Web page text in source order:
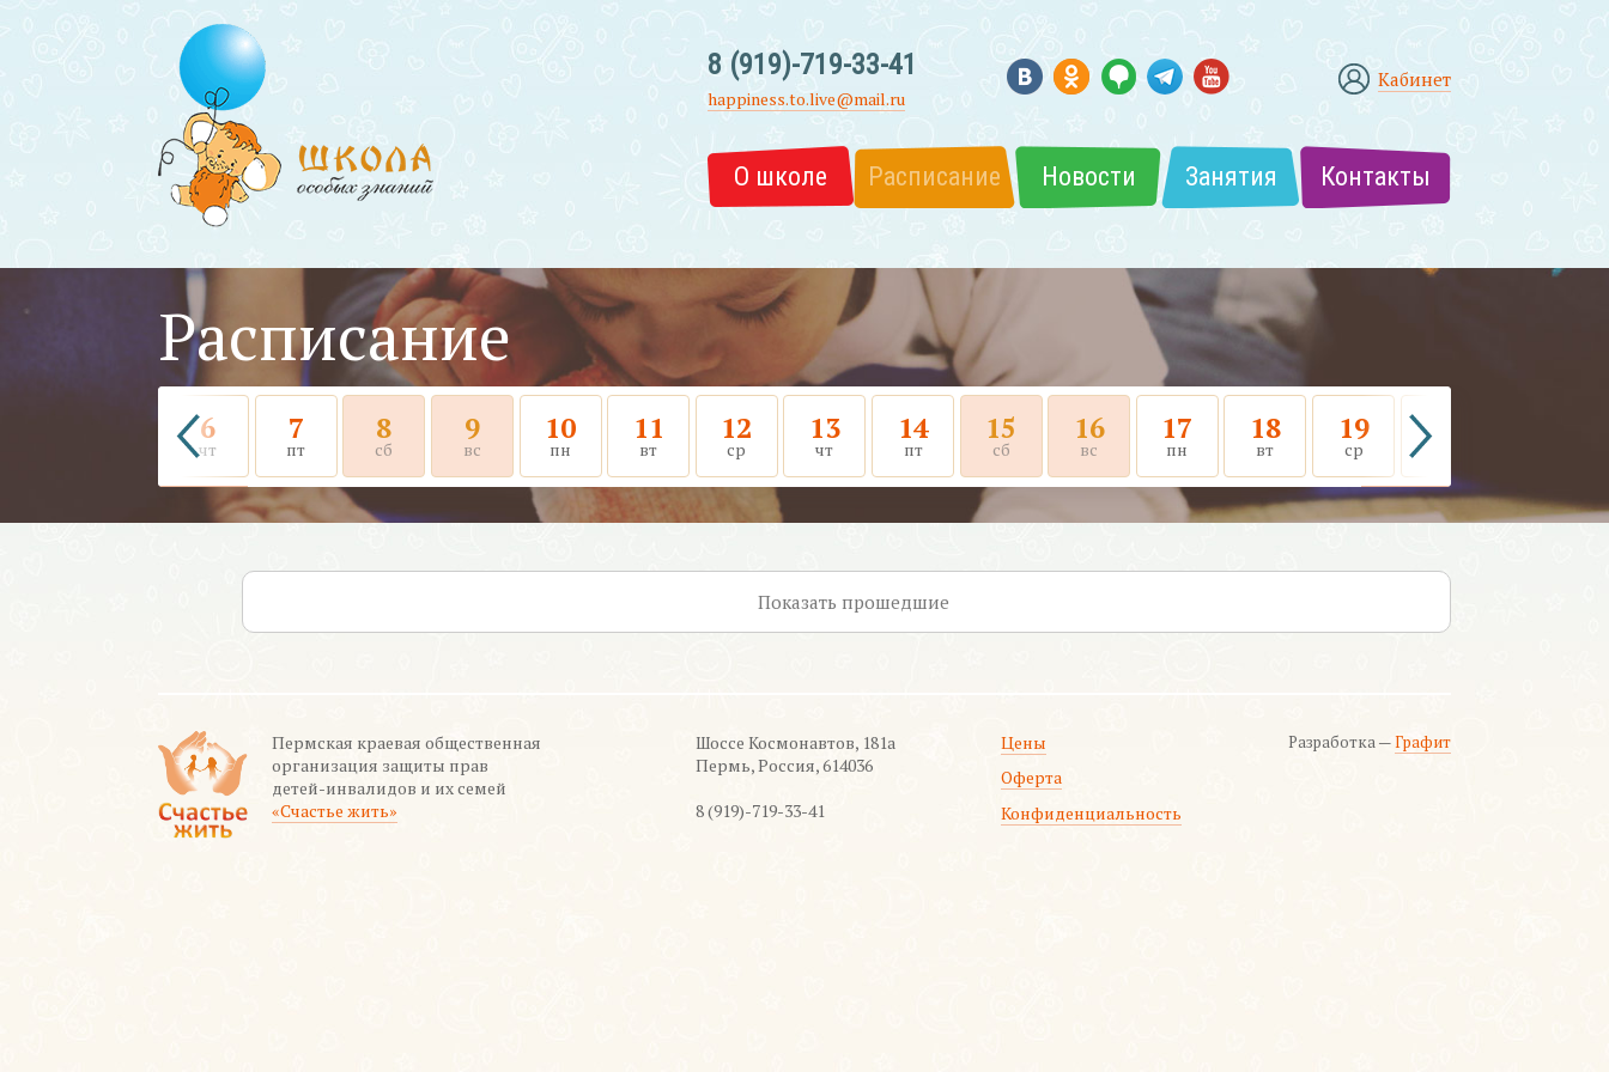
8 (919)-719-33-41
happiness.to.live@mail.ru
Кабинет
О школе Расписание Новости Занятия Контакты
Расписание
6
чт
7
пт
8
сб
9
вс
10
пн
11
вт
12
ср
13
чт
14
пт
15
сб
16
вс
17
пн
18
вт
19
ср
20
Показать прошедшие
Пермская краевая общественная
организация защиты прав
детей-инвалидов и их семей
«Счастье жить»
Шоссе Космонавтов, 181а
Пермь, Россия, 614036
8 (919)-719-33-41
Цены
Оферта
Конфиденциальность
Разработка —Графит